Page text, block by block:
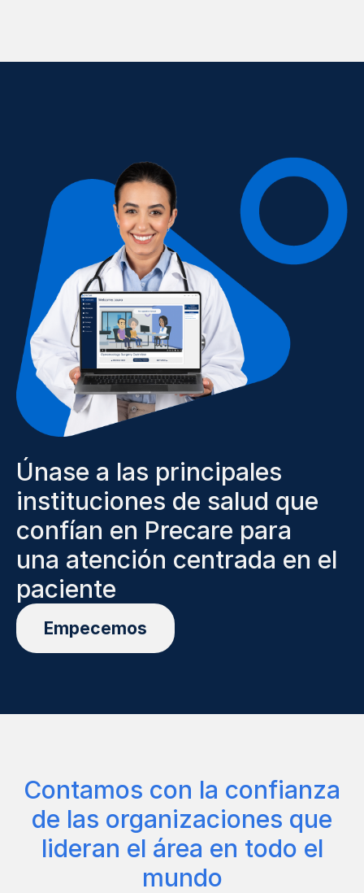
Únase a las principales
instituciones de salud que
confían en Precare para
una atención centrada en el
paciente
Empecemos
Contamos con la confianza
de las organizaciones que
lideran el área en todo el
mundo